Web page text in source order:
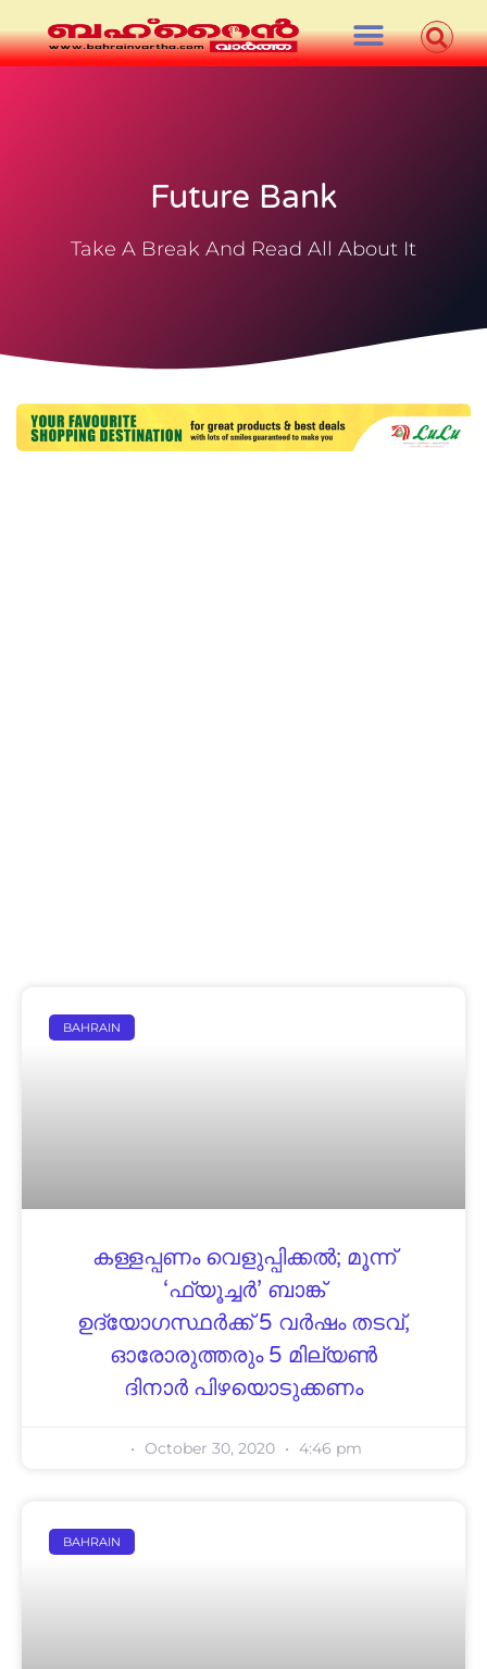
Future Bank
Take A Break And Read All About It
BAHRAIN
കള്ളപ്പണം വെളുപ്പിക്കല്‍; മൂന്ന്
‘ഫ്യൂച്ചര്‍’ ബാങ്ക്
ഉദ്യോഗസ്ഥര്‍ക്ക് 5 വര്‍ഷം തടവ്,
ഓരോരുത്തരും 5 മില്യണ്‍
ദിനാര്‍ പിഴയൊടുക്കണം
October 30, 2020 4:46 pm
BAHRAIN